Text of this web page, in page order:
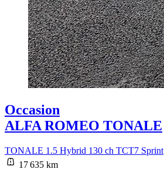
Occasion
ALFA ROMEO TONALE
TONALE 1.5 Hybrid 130 ch TCT7 Sprint
17 635 km